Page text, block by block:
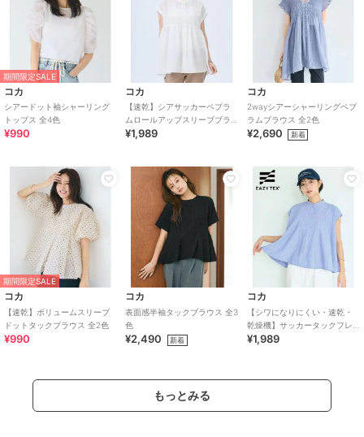
期間限定SALE
コカ
シアードット袖シャーリング
トップス 全4色
¥990
コカ
【速乾】シアサッカーペプラ
ムロールアップスリーブブラ
ウス 全2色
¥1,989
コカ
2wayシアーシャーリングペプ
ラムブラウス 全2色
¥2,690 新着
期間限定SALE
コカ
【速乾】ボリュームスリーブ
ドットタックブラウス 全2色
¥990
コカ
表面感半袖タックブラウス 全3
色
¥2,490 新着
コカ
【シワになりにくい・速乾・
乾燥機】サッカータックフレ
アブラウス 全2色
¥1,989
もっとみる